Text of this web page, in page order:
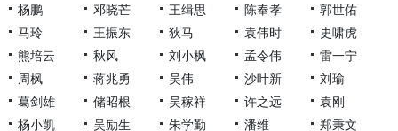
杨鹏
邓晓芒 王缉思 陈奉孝
郭世佑
马玲
王振东 狄马 袁伟时
史啸虎
熊培云
秋风 刘小枫 孟令伟
雷一宁
周枫
蒋兆勇 吴伟 沙叶新
刘瑜
葛剑雄
储昭根 吴稼祥 许之远
袁刚
杨小凯
吴励生 朱学勤 潘维 郑秉文